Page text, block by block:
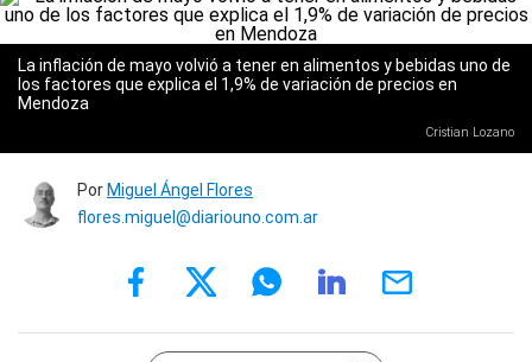
La inflación de mayo volvió a tener en alimentos y bebidas uno de
los factores que explica el 1,9% de variación de precios en
Mendoza
Cristian Lozano
Por Miguel Ángel Flores
flores.miguel@diariouno.com.ar